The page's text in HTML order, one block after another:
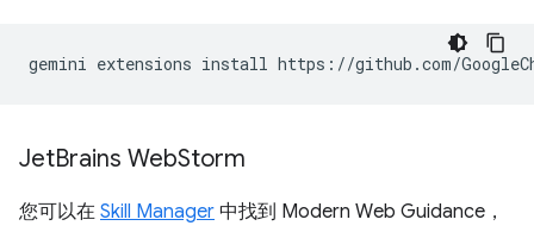
gemini extensions install https://github.com/
JetBrains WebStorm
您可以在 Skill Manager 中找到 Modern Web Guidance，